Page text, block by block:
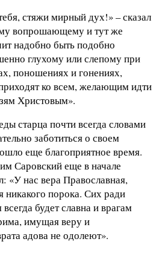
стяжи мирный дух!» – сказал
вопрошающему и тут же
надобно быть подобно
глухому или слепому при
поношениях и гонениях,
ко всем, желающим идти
Христовым».
старца почти всегда словами
заботиться о своем
еще благоприятное время.
Саровский еще в начале
«У нас вера Православная,
порока. Сих ради
будет славна и врагам
имущая веру и
адова не одолеют».